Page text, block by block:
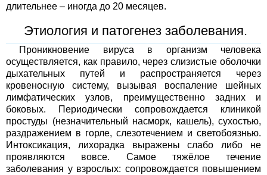
длительнее – иногда до 20 месяцев.
Этиология и патогенез заболевания.
Проникновение вируса в организм человека
осуществляется, как правило, через слизистые оболочки
дыхательных путей и распространяется через
кровеносную систему, вызывая воспаление шейных
лимфатических узлов, преимущественно задних и
боковых. Периодически сопровождается клиникой
простуды (незначительный насморк, кашель), сухостью,
раздражением в горле, слезотечением и светобоязнью.
Интоксикация, лихорадка выражены слабо либо не
проявляются вовсе. Самое тяжёлое течение
заболевания у взрослых: сопровождается повышением